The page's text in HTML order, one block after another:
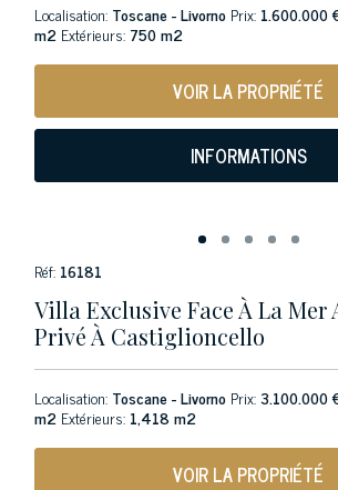
Localisation: Toscane - Livorno Prix: 1.600.000
m2 Extérieurs: 750 m2
VOIR LA PROPRIÉTÉ
INFORMATIONS
Réf: 16181
Villa Exclusive Face À La Mer
Privé À Castiglioncello
Localisation: Toscane - Livorno Prix:3.100.000
m2 Extérieurs: 1,418 m2
VOIR LA PROPRIÉTÉ